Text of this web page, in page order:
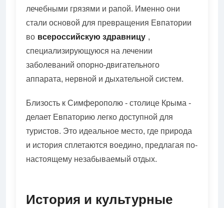
лечебными грязями и рапой. Именно они
стали основой для превращения Евпатории
во всероссийскую здравницу ,
специализирующуюся на лечении
заболеваний опорно-двигательного
аппарата, нервной и дыхательной систем.
Близость к Симферополю - столице Крыма -
делает Евпаторию легко доступной для
туристов. Это идеальное место, где природа
и история сплетаются воедино, предлагая по-
настоящему незабываемый отдых.
История и культурные